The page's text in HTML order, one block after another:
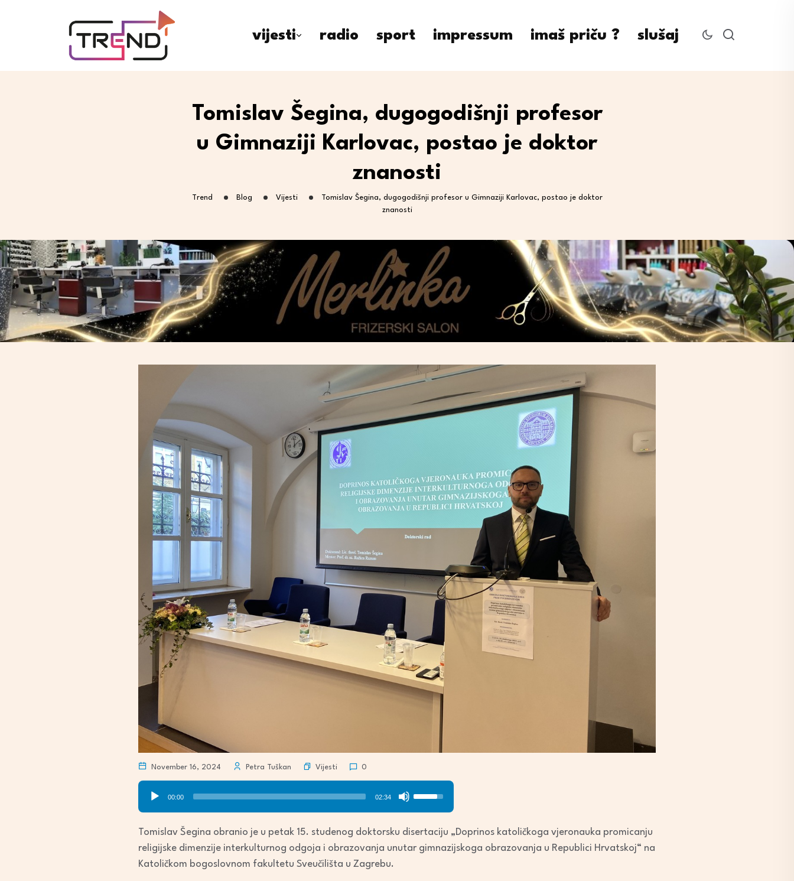
vijesti radio sport impressum imaš priču ? slušaj
Tomislav Šegina, dugogodišnji profesor
u Gimnaziji Karlovac, postao je doktor
znanosti
Trend Blog Vijesti
Tomislav Šegina, dugogodišnji profesor u Gimnaziji Karlovac, postao je doktor
znanosti
November 16, 2024 Petra Tuškan Vijesti 0
Audio
Player
00:00 02:34
Use
Up/Down
to
Tomislav Šegina obranio je u petak 15. studenog doktorsku disertaciju „Doprinos katoličkoga vjeronauka promicanju
religijske dimenzije interkulturnog odgoja i obrazovanja unutar gimnazijskoga obrazovanja u Republici Hrvatskoj“ na
Katoličkom bogoslovnom fakultetu Sveučilišta u Zagrebu.